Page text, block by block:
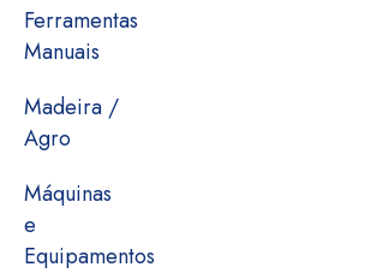
Ferramentas
Manuais
Madeira /
Agro
Máquinas
e
Equipamentos